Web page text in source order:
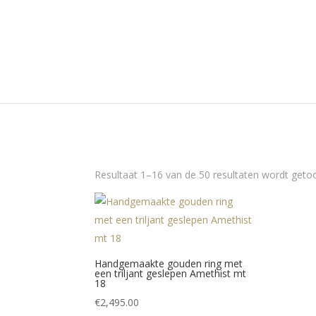
Resultaat 1–16 van de 50 resultaten wordt
Handgemaakte gouden ring met
een triljant geslepen Amethist mt
18
€2,495.00